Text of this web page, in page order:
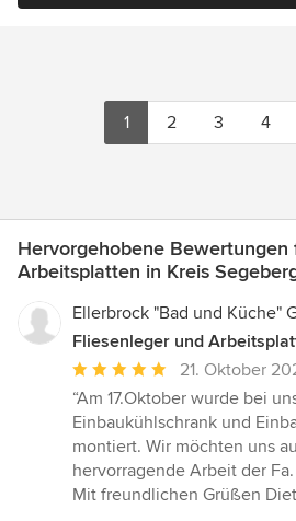
1 2 3 4
Hervorgehobene Bewertungen
Arbeitsplatten in Kreis
Ellerbrock "Bad und Küche"
Fliesenleger und
Durchschnittliche
Bewertung:
5
von
5
Sternen
21. Oktober
“Am 17.Oktober wurde bei
Einbaukühlschrank und
montiert. Wir möchten uns
hervorragende Arbeit der
Mit freundlichen Grüßen